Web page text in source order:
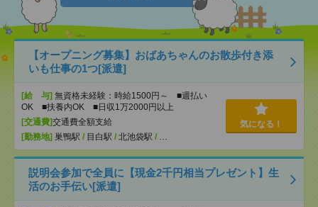
【オープニング募集】おばあちゃんのお散歩付き添
いも仕事の1つ[派遣]
[給 与] 無資格未経験：時給1500円～ ■週払い
OK ■扶養内OK ■日収1万2000円以上
[交通費]交通費全額支給
[勤務地] 巣鴨駅 / 目白駅 / 北池袋駅 / …
気になる！
説明会参加で全員に【現金2千円相当プレゼント】生
活のお手伝い[派遣]